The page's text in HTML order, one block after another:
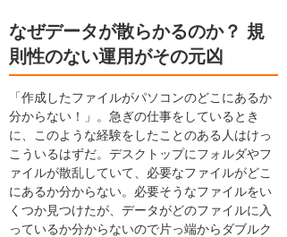
なぜデータが散らかるのか？ 規
則性のない運用がその元凶
「作成したファイルがパソコンのどこにあるか
分からない！」。急ぎの仕事をしているとき
に、このような経験をしたことのある人はけっ
こういるはずだ。デスクトップにフォルダやフ
ァイルが散乱していて、必要なファイルがどこ
にあるか分からない。必要そうなファイルをい
くつか見つけたが、データがどのファイルに入
っているか分からないので片っ端からダブルク